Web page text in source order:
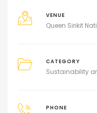
VENUE
Queen Sirikit
CATEGORY
Sustainability
PHONE